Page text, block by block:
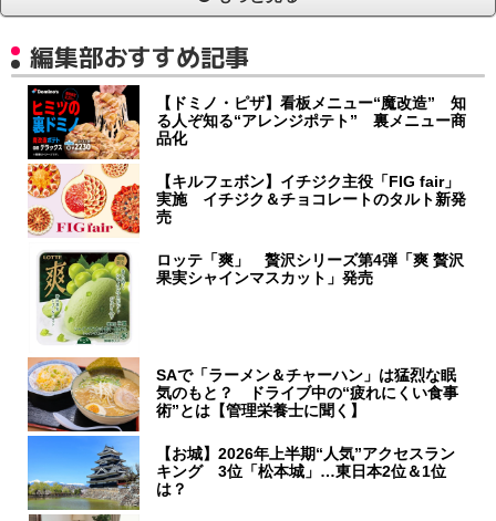
編集部おすすめ記事
【ドミノ・ピザ】看板メニュー“魔改造” 知
る人ぞ知る“アレンジポテト” 裏メニュー商
品化
【キルフェボン】イチジク主役「FIG fair」
実施 イチジク＆チョコレートのタルト新発
売
ロッテ「爽」 贅沢シリーズ第4弾「爽 贅沢
果実シャインマスカット」発売
SAで「ラーメン＆チャーハン」は猛烈な眠
気のもと？ ドライブ中の“疲れにくい食事
術”とは【管理栄養士に聞く】
【お城】2026年上半期“人気”アクセスラン
キング 3位「松本城」…東日本2位＆1位
は？